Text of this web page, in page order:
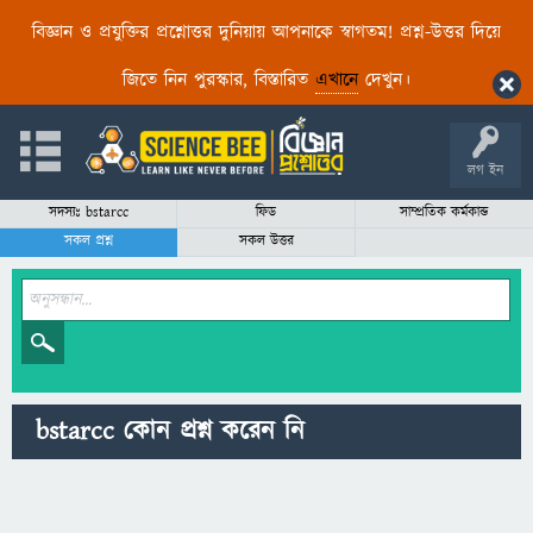
বিজ্ঞান ও প্রযুক্তির প্রশ্নোত্তর দুনিয়ায় আপনাকে স্বাগতম! প্রশ্ন-উত্তর দিয়ে
জিতে নিন পুরস্কার, বিস্তারিত এখানেদেখুন।
লগ ইন
সদস্যঃ bstarcc ফিড
সাম্প্রতিক কর্মকান্ড
সকল প্রশ্ন
সকল উত্তর
bstarcc কোন প্রশ্ন করেন নি